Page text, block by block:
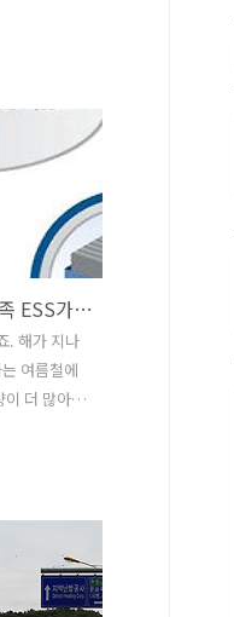
위해서
도 들고
때 좋지 않
하도록 국
과 환경파괴
용하는 것
린투모로우
대해서 생
사용하는
건물을 짓
폭염으로 인한 전력부족 ESS가 뜬다
. 해가 지나
여름철에
이 더 많아진
이 되면 전력
기사용을
올 정도이죠.
력을 소모하